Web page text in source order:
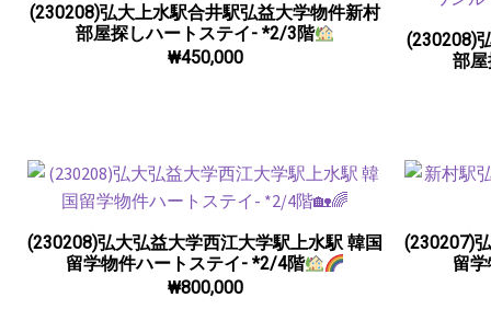
(230208)弘大上水駅合井駅弘益大学物件新村
部屋探しハートステイ- *2/3階
₩450,000
(230208)
部
(230208)弘大弘益大学西江大学駅上水駅 韓国
留学物件ハートステイ- *2/4階
₩800,000
(230207)
留